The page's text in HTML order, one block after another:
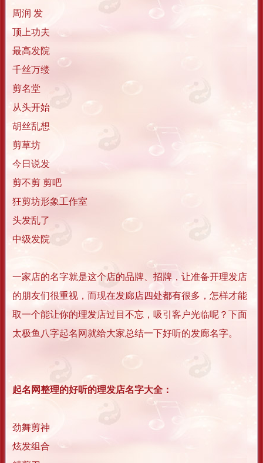
周润 发
顶上功夫
最高发院
千丝万缕
剪名堂
从头开始
胡丝乱想
剪草坊
今日说发
剪不剪 剪吧
狂剪坊形象工作室
头发乱了
中级发院
一家店的名字就是这个店的品牌、招牌，让准备开理发店
的朋友们很重视，而现在发廊店四处都有很多，怎样才能
取一个能让你的理发店过目不忘，吸引客户光临呢？下面
太极鱼八字起名网就给大家总结一下好听的发廊名字。
起名网整理的好听的理发店名字大全：
劲舞剪神
炫发组合